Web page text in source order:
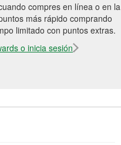
compres en línea o en la
más rápido comprando
limitado con puntos extras.
o inicia sesión